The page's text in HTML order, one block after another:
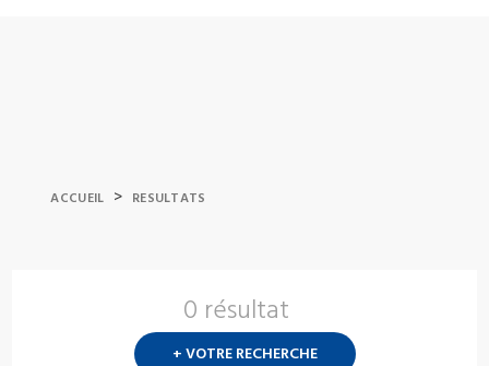
ACCUEIL > RESULTATS
0 résultat
+ VOTRE RECHERCHE